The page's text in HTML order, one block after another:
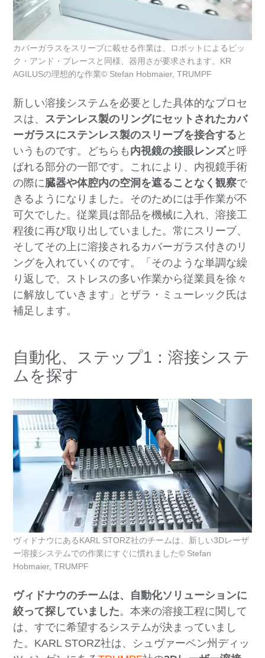
新しい溶接システムを必要とした具体的なプロセ
スは、 ステンレス製のリングにセットされたカバ
ーガラスにステンレス製のスリーブを接合する と
いうものです。どちらも 内視鏡の接眼レンズと呼
ばれる部分の一部です。これにより、内視鏡手術
の際に臓器や体腔内の空洞を遮ることなく観察で
きるようになりました。そのためには手作業が不
可欠でした。従業員は部品を機械に入れ、溶接工
程後に再び取り出していました。常にスリーブ、
そしてその上に溶接されるカバーガラス付きのリ
ングを入れていくのです。「そのような単調な繰
り返しで、ストレスの多い作業から従業員を徐々
に解放していきます」とザラ・ミューレック氏は
補足します。
カバーガラスをスリーブに載せる作業は、ロボットによるピッ
ク・アンド・プレースと同様、器用さが要求されます。KR
AGILUSの理想的な作業© Stefan Hobmaier, TRUMPF
自動化、ステップ1：溶接システ
ムを探す
ヴィドナウのチームは、自動化ソリューションに
絞って探していました。本来の溶接工程に関して
は、すでに希望するシステムが決まっていまし
た。KARL STORZ社は、シュヴァーベン州ディッ
ヴィドナウにあるKARL STORZ社のチームは、新しい3Dレーザ
ー溶接システムでの作業にすぐに慣れました© Stefan
Hobmaier, TRUMPF